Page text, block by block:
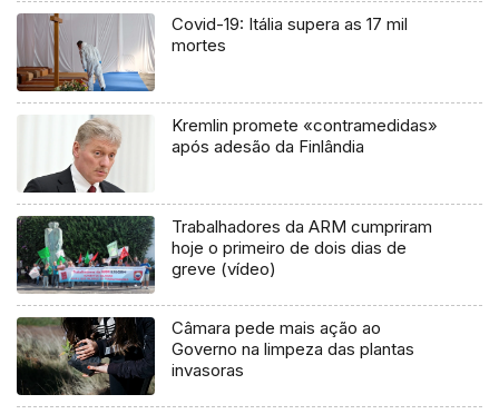
Covid-19: Itália supera as 17 mil
mortes
Kremlin promete «contramedidas»
após adesão da Finlândia
Trabalhadores da ARM cumpriram
hoje o primeiro de dois dias de
greve (vídeo)
Câmara pede mais ação ao
Governo na limpeza das plantas
invasoras